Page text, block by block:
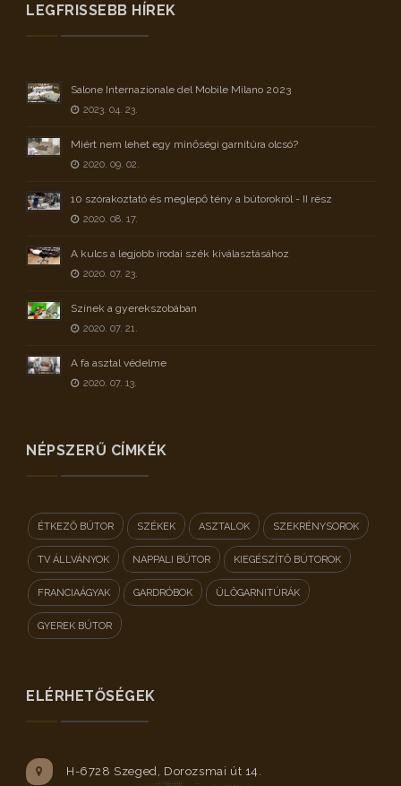
LEGFRISSEBB HÍREK
Salone Internazionale del Mobile Milano 2023
2023. 04. 23.
Miért nem lehet egy minőségi garnitúra olcsó?
2020. 09. 02.
10 szórakoztató és meglepő tény a bútorokról - II rész
2020. 08. 17.
A kulcs a legjobb irodai szék kiválasztásához
2020. 07. 23.
Színek a gyerekszobában
2020. 07. 21.
A fa asztal védelme
2020. 07. 13.
NÉPSZERŰ CÍMKÉK
ÉTKEZŐ BÚTOR SZÉKEK ASZTALOK SZEKRÉNYSOROK
TV ÁLLVÁNYOK NAPPALI BÚTOR KIEGÉSZÍTŐ BÚTOROK
FRANCIAÁGYAK GARDRÓBOK ÜLŐGARNITÚRÁK
GYEREK BÚTOR
ELÉRHETŐSÉGEK
H-6728 Szeged, Dorozsmai út 14.